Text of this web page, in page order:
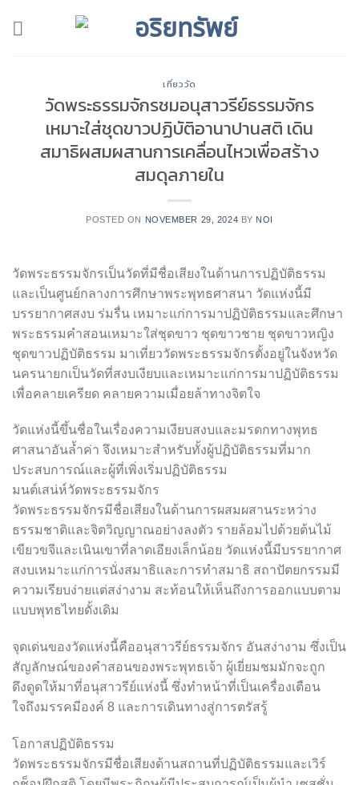
เที่ยววัด
วัดพระธรรมจักรชมอนุสาวรีย์ธรรมจักร
เหมาะใส่ชุดขาวปฏิบัติอานาปานสติ เดิน
สมาธิผสมผสานการเคลื่อนไหวเพื่อสร้าง
สมดุลภายใน
POSTED ON NOVEMBER 29, 2024 BY NOI
วัดพระธรรมจักรเป็นวัดที่มีชื่อเสียงในด้านการปฏิบัติธรรม
และเป็นศูนย์กลางการศึกษาพระพุทธศาสนา วัดแห่งนี้มี
บรรยากาศสงบ ร่มรื่น เหมาะแก่การมาปฏิบัติธรรมและศึกษา
พระธรรมคำสอนเหมาะใส่ชุดขาว ชุดขาวชาย ชุดขาวหญิง
ชุดขาวปฏิบัติธรรม มาเที่ยววัดพระธรรมจักรตั้งอยู่ในจังหวัด
นครนายกเป็นวัดที่สงบเงียบและเหมาะแก่การมาปฏิบัติธรรม
เพื่อคลายเครียด คลายความเมื่อยล้าทางจิตใจ
วัดแห่งนี้ขึ้นชื่อในเรื่องความเงียบสงบและมรดกทางพุทธ
ศาสนาอันล้ำค่า จึงเหมาะสำหรับทั้งผู้ปฏิบัติธรรมที่มาก
ประสบการณ์และผู้ที่เพิ่งเริ่มปฏิบัติธรรม
มนต์เสน่ห์วัดพระธรรมจักร
วัดพระธรรมจักรมีชื่อเสียงในด้านการผสมผสานระหว่าง
ธรรมชาติและจิตวิญญาณอย่างลงตัว รายล้อมไปด้วยต้นไม้
เขียวขจีและเนินเขาที่ลาดเอียงเล็กน้อย วัดแห่งนี้มีบรรยากาศ
สงบเหมาะแก่การนั่งสมาธิและการทำสมาธิ สถาปัตยกรรมมี
ความเรียบง่ายแต่สง่างาม สะท้อนให้เห็นถึงการออกแบบตาม
แบบพุทธไทยดั้งเดิม
จุดเด่นของวัดแห่งนี้คืออนุสาวรีย์ธรรมจักร อันสง่างาม ซึ่งเป็น
สัญลักษณ์ของคำสอนของพระพุทธเจ้า ผู้เยี่ยมชมมักจะถูก
ดึงดูดให้มาที่อนุสาวรีย์แห่งนี้ ซึ่งทำหน้าที่เป็นเครื่องเตือน
ใจถึงมรรคมีองค์ 8 และการเดินทางสู่การตรัสรู้
โอกาสปฏิบัติธรรม
วัดพระธรรมจักรมีชื่อเสียงด้านสถานที่ปฏิบัติธรรมและเวิร์